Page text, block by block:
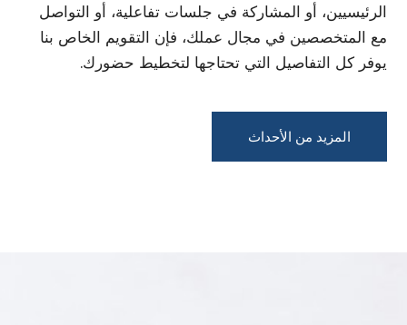
الرئيسيين، أو المشاركة في جلسات تفاعلية، أو التواصل
مع المتخصصين في مجال عملك، فإن التقويم الخاص بنا
يوفر كل التفاصيل التي تحتاجها لتخطيط حضورك.
المزيد من الأحداث